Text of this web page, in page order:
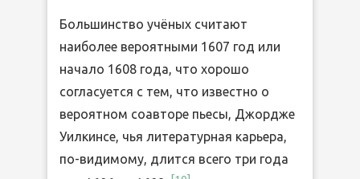
Большинство учёных считают
наиболее вероятными 1607 год или
начало 1608 года, что хорошо
согласуется с тем, что известно о
вероятном соавторе пьесы, Джордже
Уилкинсе, чья литературная карьера,
по-видимому, длится всего три года